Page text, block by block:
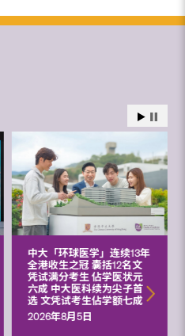
中大「环球医学」连续13年
全港收生之冠 囊括12名文
凭试满分考生 佔学医状元
六成 中大医科续为尖子首
选 文凭试考生佔学额七成
2026年8月5日